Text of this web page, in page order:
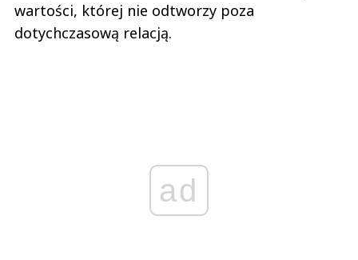
wartości, której nie odtworzy poza
dotychczasową relacją.
ad